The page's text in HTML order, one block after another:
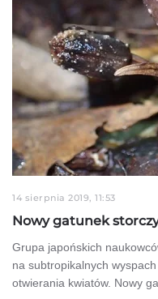
14 sierpnia 2019, 11:53
Nowy gatunek
Grupa japońskich
na subtropikalnych
otwierania kwiatów. Nowy